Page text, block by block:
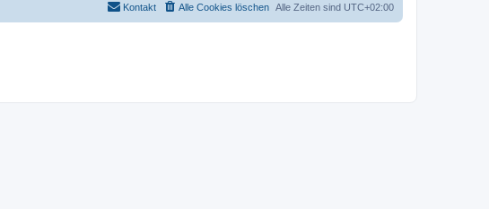
Alle Zeiten sind UTC+02:00
Alle Cookies löschen
Kontakt